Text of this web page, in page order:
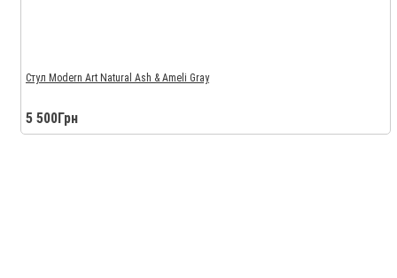
Стул Modern Art Natural Ash & Ameli Gray
5 500Грн